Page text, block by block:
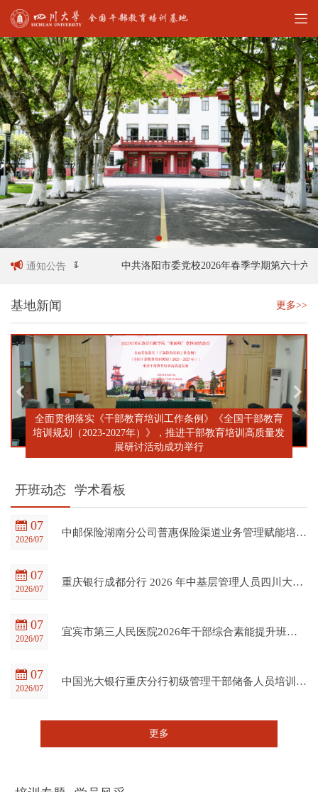
通知公告
员招聘启事 中共洛阳市委党校2026年春季学期第六十六期
基地新闻 更多>>
全面贯彻落实《干部教育培训工作条例》《全国干部教育
培训规划（2023-2027年）》，推进干部教育培训高质量发
展研讨活动成功举行
开班动态 学术看板
07
2026/07
中邮保险湖南分公司普惠保险渠道业务管理赋能培训班在四川大学全国干部教育培训基地顺利开班
07
2026/07
重庆银行成都分行 2026 年中基层管理人员四川大学培训项目（第一期）在四川大学全国干部教育培训基地顺利开班
07
2026/07
宜宾市第三人民医院2026年干部综合素能提升班在四川大学全国干部教育培训基地顺利开班
07
2026/07
中国光大银行重庆分行初级管理干部储备人员培训班在四川大学全国干部教育培训基地顺利开班
更多